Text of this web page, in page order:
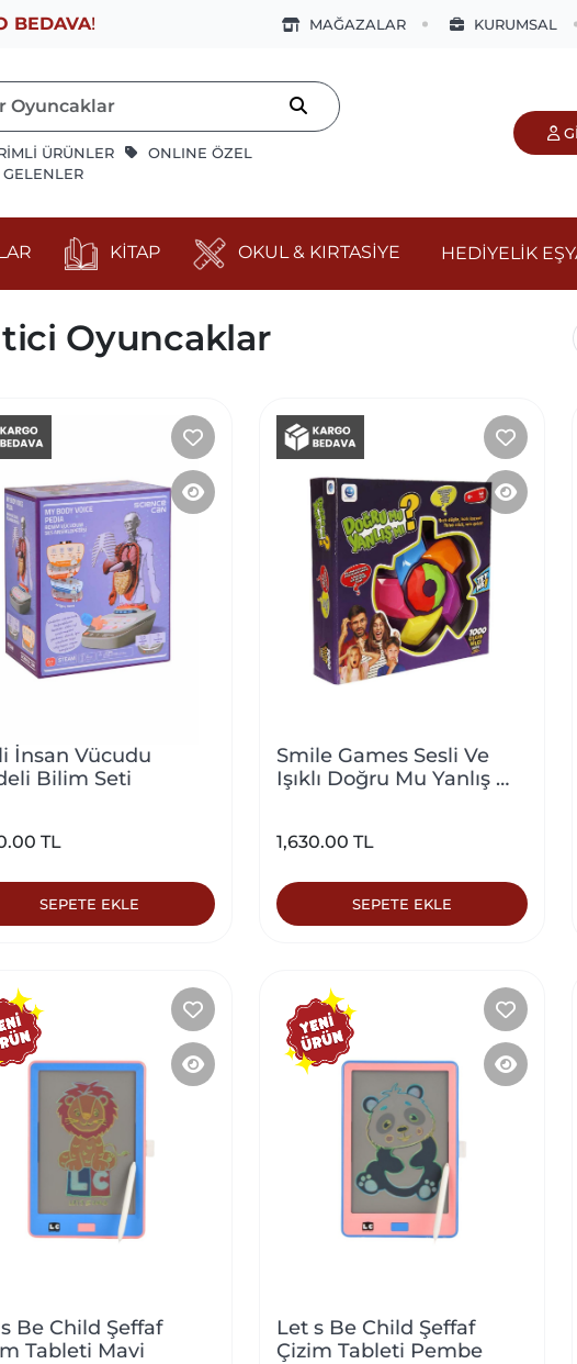
BEDAVA! MAĞAZALAR KURUMSAL
ÜRÜNLER
ONLINE ÖZEL
KİTAP OKUL & KIRTASİYE HEDİYELİK
Oyuncaklar
İnsan Vücudu
Bilim Seti
TL
SEPETE EKLE
Smile Games Sesli Ve
Işıklı Doğru Mu Yanlış Mı
1,630.00 TL
SEPETE EKLE
Be Child Şeffaf
Tableti Mavi
Let s Be Child Şeffaf
Çizim Tableti Pembe